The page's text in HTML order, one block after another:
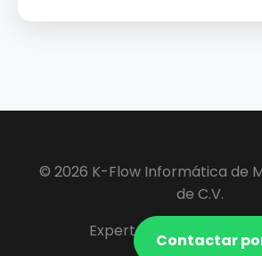
Contactar
© 2026 K-Flow Informática de
de C.V.
Expertos en Software